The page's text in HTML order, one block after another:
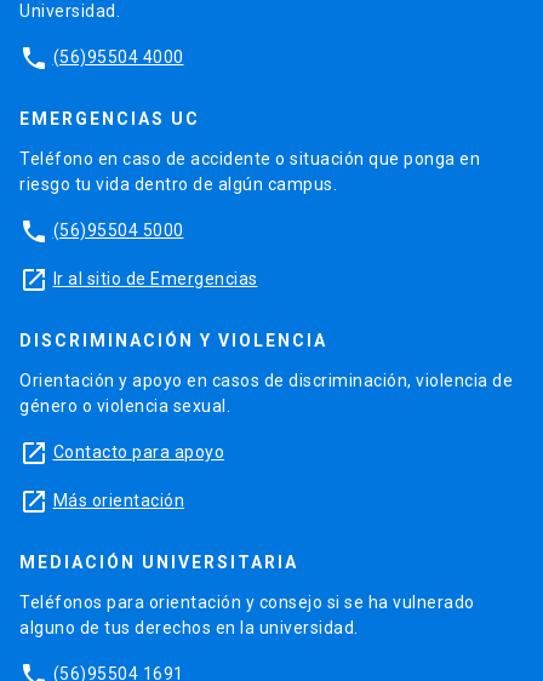
Universidad.
phone (56)95504 4000
EMERGENCIAS UC
Teléfono en caso de accidente o situación que ponga en
riesgo tu vida dentro de algún campus.
phone (56)95504 5000
launch Ir al sitio de Emergencias
DISCRIMINACIÓN Y VIOLENCIA
Orientación y apoyo en casos de discriminación, violencia de
género o violencia sexual.
launch Contacto para apoyo
launch Más orientación
MEDIACIÓN UNIVERSITARIA
Teléfonos para orientación y consejo si se ha vulnerado
alguno de tus derechos en la universidad.
(56)95504 1691